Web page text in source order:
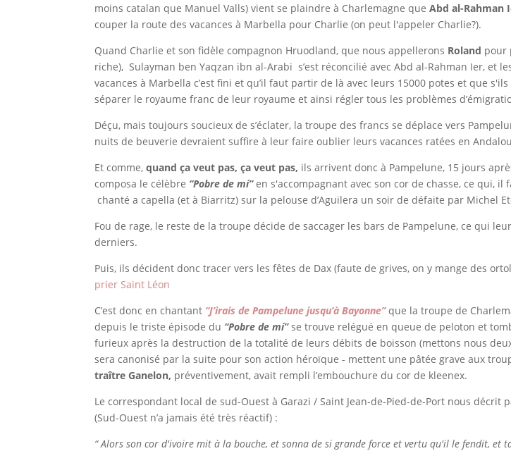
moins catalan que Manuel Valls) vient se plaindre à Charlemagne queAbd al-Rahman
couper la route des vacances à Marbella pour Charlie (on peut l'appeler Charlie?).
Quand Charlie et son fidèle compagnon Hruodland, que nous appellerons Roland pour
riche), Sulayman ben Yaqzan ibn al-Arabi s’est réconcilié avec Abd al-Rahman Ier, et
vacances à Marbella c’est fini et qu’il faut partir de là avec leurs 15000 potes et que
séparer le royaume franc de leur royaume et ainsi régler tous les problèmes
Déçu, mais toujours soucieux de s’éclater, la troupe des francs se déplace vers
nuits de beuverie devraient suffire à leur faire oublier leurs vacances ratées en
Et comme,quand ça veut pas, ça veut pas, ils arrivent donc à Pampelune, 15 jours
composa le célèbre “Pobre de mí”en s'accompagnant avec son cor de chasse, ce qui, il
chanté a capella (et à Biarritz) sur la pelouse d’Aguilera un soir de défaite par Michel
Fou de rage, le reste de la troupe décide de saccager les bars de Pampelune, ce qui
derniers.
Puis, ils décident donc tracer vers les fêtes de Dax (faute de grives, on y mange des
prier Saint Léon
C’est donc en chantant “J’irais de Pampelune jusqu’à Bayonne” que la troupe de
depuis le triste épisode du “Pobre de mí”se trouve relégué en queue de peloton et
furieux après la destruction de la totalité de leurs débits de boisson (mettons nous
sera canonisé par la suite pour son action héroïque - mettent une pâtée grave aux
traître Ganelon, préventivement, avait rempli l’embouchure du cor de kleenex.
Le correspondant local de sud-Ouest à Garazi / Saint Jean-de-Pied-de-Port nous
(Sud-Ouest n’a jamais été très réactif) :
“ Alors son cor d'ivoire mit à la bouche, et sonna de si grande force et vertu qu'il le fendit, et